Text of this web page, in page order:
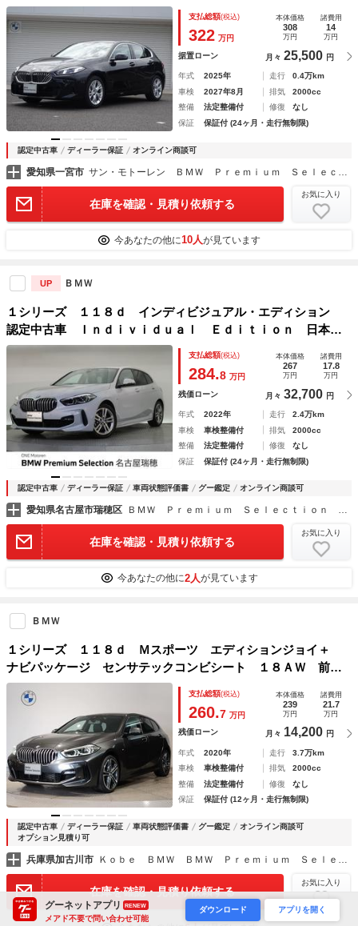
従システム 全周囲カメラ 電動テールゲート 禁煙車 ２年
保証
支払総額(税込)
322 万円
本体価格
308
万円
諸費用
14
万円
据置ローン 月々 25,500 円
年式 2025年 走行
0.4万km
車検
2027年8月 排気
2000cc
整備
法定整備付 修復
なし
保証
保証付 (24ヶ月・走行無制限)
認定中古車 ディーラー保証 オンライン商談可
愛知県一宮市
在庫を確認・見積り依頼する
お気に入り
今あなたの他に10人が見ています
UP ＢＭＷ
１シリーズ １１８ｄ インディビジュアル・エディション
認定中古車 Ｉｎｄｉｖｉｄｕａｌ Ｅｄｉｔｉｏｎ 日本全
国１８０台 ＡＣＣ 純正ナビ バックカメラ ＬＥＤヘッド
ライト オートマチックトランクリッド Ｈｉｆｉ スピーカ
支払総額(税込)
284.8 万円
本体価格
267
万円
諸費用
17.8
万円
残価ローン 月々 32,700 円
年式 2022年 走行
2.4万km
車検
車検整備付 排気
2000cc
整備
法定整備付 修復
なし
保証
保証付 (24ヶ月・走行無制限)
認定中古車 ディーラー保証 車両状態評価書 グー鑑定 オンライン商談可
愛知県名古屋市瑞穂区 ＢＭＷ Ｐｒｅｍｉｕｍ Ｓｅｌｅｃｔｉｏｎ 名古屋瑞穂
在庫を確認・見積り依頼する
お気に入り
今あなたの他に2人が見ています
ＢＭＷ
１シリーズ １１８ｄ Ｍスポーツ エディションジョイ＋
ナビパッケージ センサテックコンビシート １８ＡＷ 前後
障害物センサー Ｂｌｕｅｔｏｏｔｈ アンビエントライト
バックカメラ ドライビングアシスト パーキングアシス
ト 後退アシスト 電動シート
支払総額(税込)
260.7 万円
本体価格
239
万円
諸費用
21.7
万円
残価ローン 月々 14,200 円
年式 2020年 走行
3.7万km
車検
車検整備付 排気
2000cc
整備
法定整備付 修復
なし
保証
保証付 (12ヶ月・走行無制限)
認定中古車 ディーラー保証 車両状態評価書 グー鑑定
オンライン商談可
オプション見積り可
兵庫県加古川市 Ｋｏｂｅ ＢＭＷ ＢＭＷ Ｐｒｅｍｉｕｍ Ｓｅｌｅｃｔｉｏｎ 加古川
在庫を確認・見積り依頼する
お気に入り
グーネットアプリ RENEW
メアド不要で問い合わせ可能
ダウンロード アプリを開く